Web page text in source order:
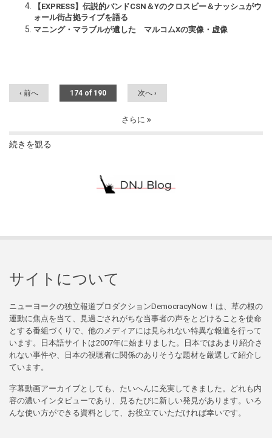
【EXPRESS】伝説的バンドCSN＆Yのクロスビー＆ナッシュがウ
ォール街占拠ライブを語る
マニング・マラブルが遺した マルコムXの実像・虚像
‹ 前へ 174 of 190 次へ ›
さらに
続きを観る
サイトについて
ニューヨークの独立報道プロダクションDemocracyNow！は、草の根の
運動に焦点を当て、見過ごされがちな当事者の声をとどけることを使命
とする番組づくりで、他のメディアには見られない特異な報道を行って
います。日本語サイトは2007年に始まりました。日本ではあまり紹介さ
れない事件や、日本の視聴者に関係のありそうな題材を厳選して紹介し
ています。
字幕動画アーカイブとしても、たいへんに充実してきました。どれも内
容の濃いインタビューであり、見るたびに新しい発見があります。いろ
んな使い方ができる資料として、お役立ていただければ幸いです。